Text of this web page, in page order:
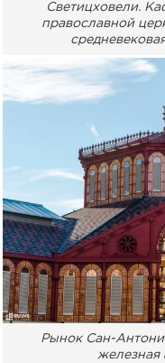
Светицховели.
православной
Рынок Сан-
железная